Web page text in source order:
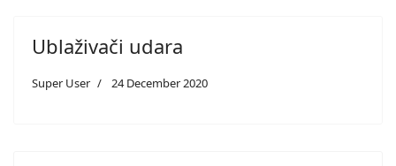
Ublaživači udara
Super User 24 December 2020